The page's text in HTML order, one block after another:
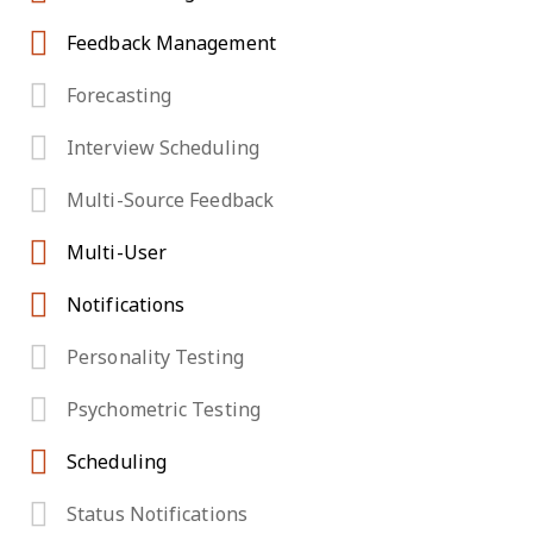
Feedback Management
Forecasting
Interview Scheduling
Multi-Source Feedback
Multi-User
Notifications
Personality Testing
Psychometric Testing
Scheduling
Status Notifications